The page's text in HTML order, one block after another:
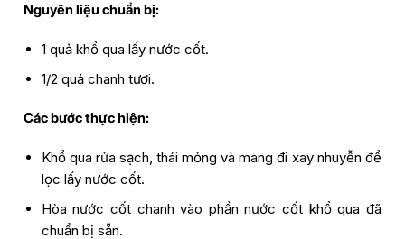
Nguyên liệu chuẩn bị:
1 quả khổ qua lấy nước cốt.
1/2 quả chanh tươi.
Các bước thực hiện:
Khổ qua rửa sạch, thái mỏng và mang đi xay nhuyễn để
lọc lấy nước cốt.
Hòa nước cốt chanh vào phần nước cốt khổ qua đã
chuẩn bị sẵn.